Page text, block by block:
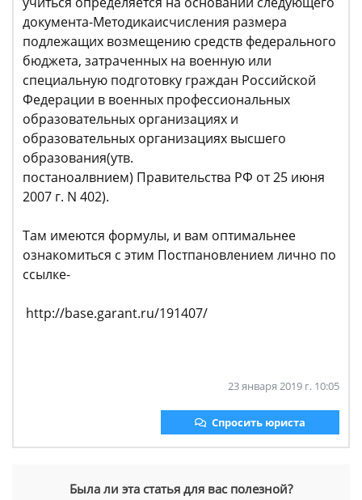
документа-Методикаисчисления размера
подлежащих возмещению средств федерального
бюджета, затраченных на военную или
специальную подготовку граждан Российской
Федерации в военных профессиональных
образовательных организациях и
образовательных организациях высшего
образования(утв.
постаноалвнием) Правительства РФ от 25 июня
2007 г. N 402).
Там имеются формулы, и вам оптимальнее
ознакомиться с этим Постпановлением лично по
ссылке-
http://base.garant.ru/191407/
23 января 2019 г. 10:05
Спросить юриста
Была ли эта статья для вас полезной?